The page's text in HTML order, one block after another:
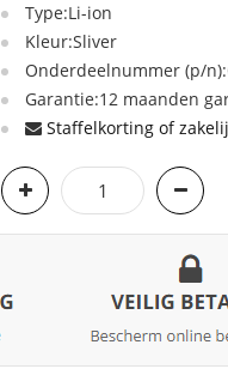
Type:Li-ion
Kleur:Sliver
Onderdeelnummer (p/
Garantie:12 maanden
Staffelkorting of